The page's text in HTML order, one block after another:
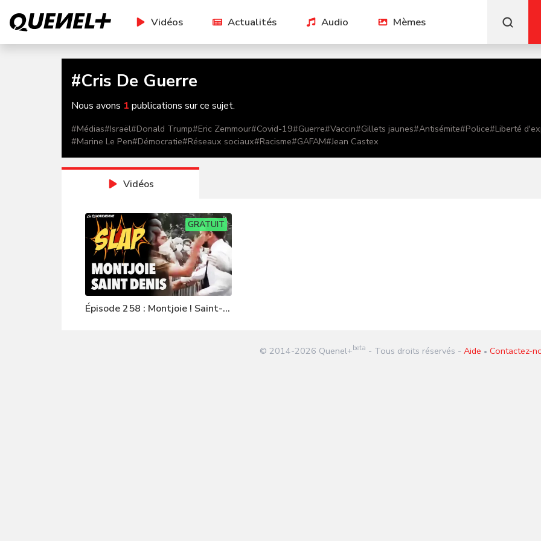
Vidéos Actualités Audio Mèmes
#Cris De Guerre
Nous avons 1 publications sur ce sujet.
#Médias#Israël#Donald Trump#Eric Zemmour#Covid-19#Guerre#Vaccin#Gillets jaunes#Antisémite#Police#Liberté
#Marine Le Pen#Démocratie#Réseaux sociaux#Racisme#GAFAM#Jean Castex
Vidéos
GRATUIT
Épisode 258 : Montjoie ! Saint-
© 2014-2026 Quenel+beta - Tous droits réservés - Aide • Contactez-